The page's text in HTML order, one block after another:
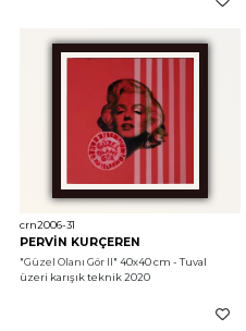
crn2006-31
PERVİN KURÇEREN
"Güzel Olanı Gör II" 40x40 cm - Tuval
üzeri karışık teknik 2020